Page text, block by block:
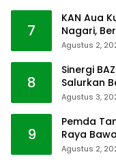
7
KAN Aua
Nagari,
Agustus 2,
8
Sinergi
Salurkan
Agustus 3,
9
Pemda
Raya
Agustus 2,